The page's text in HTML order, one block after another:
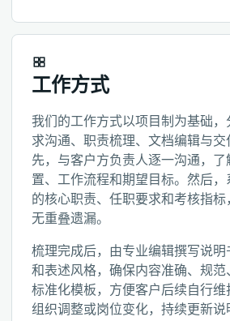
工作方式
我们的工作方式以项目制为基础，
求沟通、职责梳理、文档编辑与
先，与客户方负责人逐一沟通，
置、工作流程和期望目标。然后
的核心职责、任职要求和考核指标
无重叠遗漏。
梳理完成后，由专业编辑撰写说
和表述风格，确保内容准确、规
标准化模板，方便客户后续自行
组织调整或岗位变化，持续更新